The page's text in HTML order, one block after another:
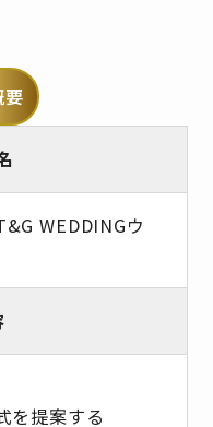
要
WEDDINGウ
を提案する